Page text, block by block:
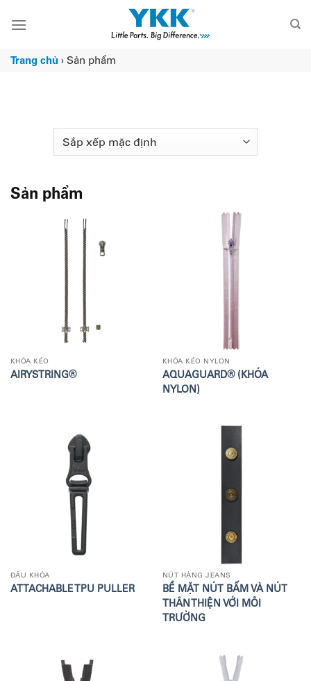
đến
dung
Trang chủ › Sản phẩm
Sản phẩm
KHÓA KÉO
AIRYSTRING®
KHÓA KÉO NYLON
AQUAGUARD® (KHÓA
NYLON)
ĐẦU KHÓA
ATTACHABLE TPU PULLER
NÚT HÀNG JEANS
BỀ MẶT NÚT BẤM VÀ NÚT
THÂN THIỆN VỚI MÔI
TRƯỜNG